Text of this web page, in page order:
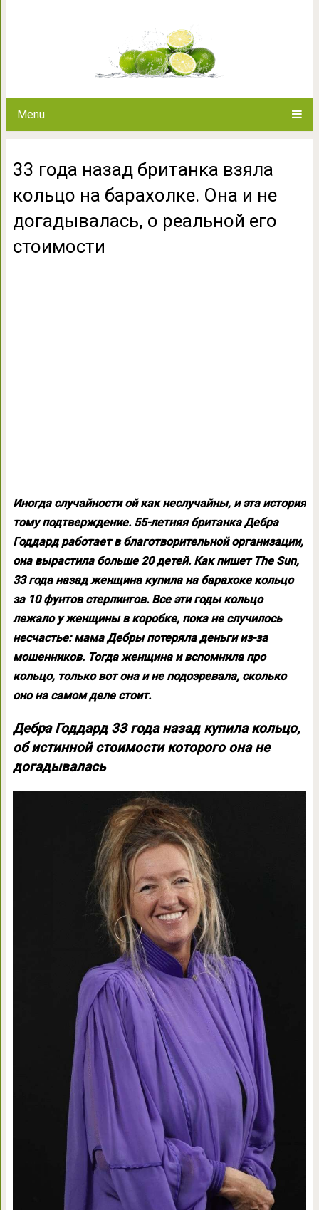
Menu
догадывалась, о
33 года назад британка взяла
кольцо на барахолке. Она и не
догадывалась, о реальной его
стоимости
Иногда случайности ой как неслучайны, и эта история
тому подтверждение. 55-летняя британка Дебра
Годдард работает в благотворительной организации,
она вырастила больше 20 детей. Как пишет The Sun,
33 года назад женщина купила на барахоке кольцо
за 10 фунтов стерлингов. Все эти годы кольцо
лежало у женщины в коробке, пока не случилось
несчастье: мама Дебры потеряла деньги из-за
мошенников. Тогда женщина и вспомнила про
кольцо, только вот она и не подозревала, сколько
оно на самом деле стоит.
Дебра Годдард 33 года назад купила кольцо,
об истинной стоимости которого она не
догадывалась